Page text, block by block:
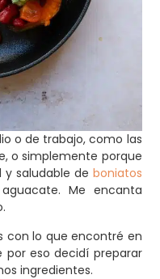
o de trabajo, como las
o simplemente porque
saludable de boniatos
Me encanta
con lo que encontré en
eso decidí preparar
ingredientes.